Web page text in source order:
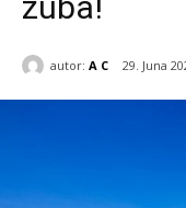
autor: A C 29. Juna